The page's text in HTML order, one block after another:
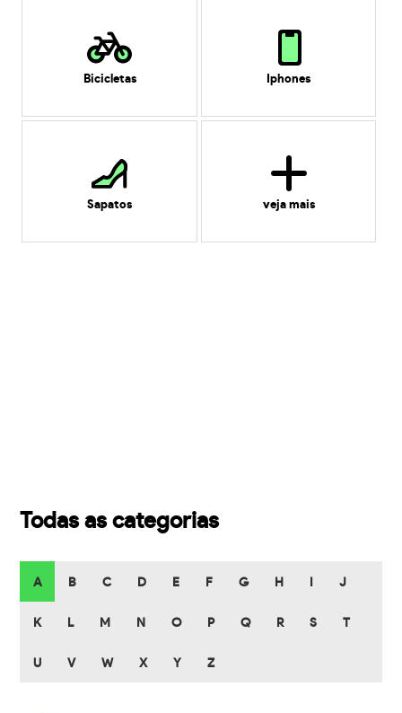
Bicicletas Iphones
Sapatos veja mais
Todas as categorias
A B C D E F G H J
K L M N O P Q R S T
U V W X Y Z